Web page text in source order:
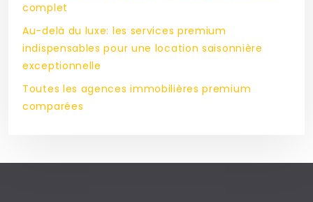
complet
Au-delà du luxe: les services premium
indispensables pour une location saisonnière
exceptionnelle
Toutes les agences immobilières premium
comparées